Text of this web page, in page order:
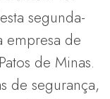
segunda-
empresa de
de Minas.
de segurança,